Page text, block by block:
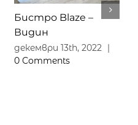
Бистро Blaze –
Видин
декември 13th, 2022
|
0 Comments